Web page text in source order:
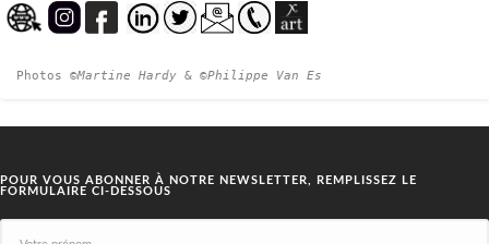
0
Photos ©Martine Hardy & ©Philippe Van Es
POUR VOUS ABONNER À NOTRE NEWSLETTER, REMPLISSEZ LE
FORMULAIRE CI-DESSOUS